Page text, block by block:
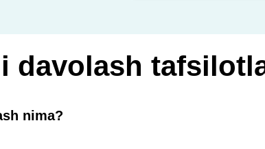
davolash
nima?